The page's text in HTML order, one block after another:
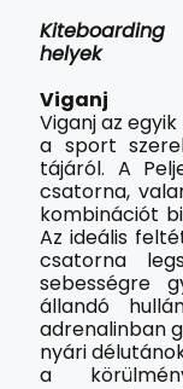
helyek
Viganj
Viganj az
a sport
tájáról. A
csatorna,
kombinációt
Az ideális
csatorna
sebességre
állandó
adrenalinban
nyári
a